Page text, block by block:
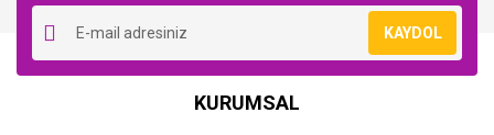
KAYDOL
KURUMSAL